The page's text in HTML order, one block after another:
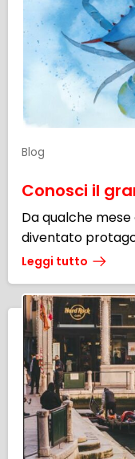
Blog
Conosci il
Da qualche
diventato
Leggi tutto